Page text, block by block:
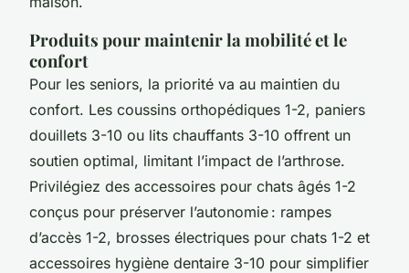
Produits pour maintenir la mobilité et le
confort
Pour les seniors, la priorité va au maintien du
confort. Les coussins orthopédiques 1-2, paniers
douillets 3-10 ou lits chauffants 3-10 offrent un
soutien optimal, limitant l’impact de l’arthrose.
Privilégiez des accessoires pour chats âgés 1-2
conçus pour préserver l’autonomie : rampes
d’accès 1-2, brosses électriques pour chats 1-2 et
accessoires hygiène dentaire 3-10 pour simplifier